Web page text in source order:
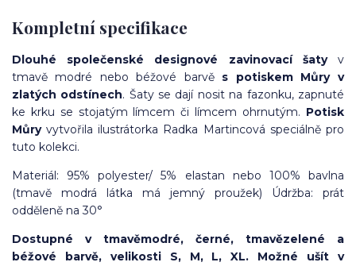
Kompletní specifikace
Dlouhé společenské designové zavinovací šaty v
tmavě modré nebo béžové barvě s potiskem Můry v
zlatých odstínech. Šaty se dají nosit na fazonku, zapnuté
ke krku se stojatým límcem či límcem ohrnutým. Potisk
Můryvytvořila ilustrátorka Radka Martincová speciálně pro
tuto kolekci.
Materiál: 95% polyester/ 5% elastan nebo 100% bavlna
(tmavě modrá látka má jemný proužek) Údržba: prát
odděleně na 30°
Dostupné v tmavěmodré, černé, tmavězelené a
béžové barvě, velikosti S, M, L, XL. Možné ušít v